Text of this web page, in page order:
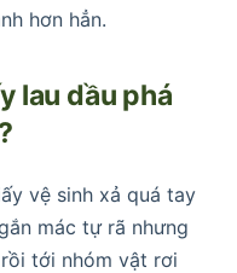
hơn hẳn.
lau dầu phá
vệ sinh xả quá tay
mác tự rã nhưng
tới nhóm vật rơi